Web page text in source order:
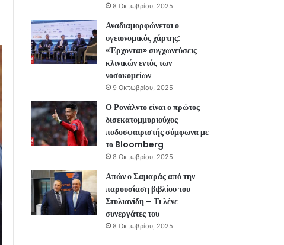
8 Οκτωβρίου, 2025
Αναδιαμορφώνεται ο
υγειονομικός χάρτης:
«Έρχονται» συγχωνεύσεις
κλινικών εντός των
νοσοκομείων
9 Οκτωβρίου, 2025
Ο Ρονάλντο είναι ο πρώτος
δισεκατομμυριούχος
ποδοσφαιριστής σύμφωνα με
το Bloomberg
8 Οκτωβρίου, 2025
Απών ο Σαμαράς από την
παρουσίαση βιβλίου του
Στυλιανίδη – Τι λένε
συνεργάτες του
8 Οκτωβρίου, 2025